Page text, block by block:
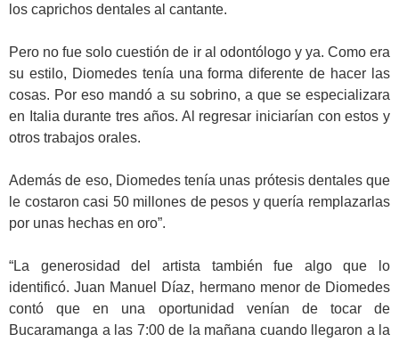
los caprichos dentales al cantante.
Pero no fue solo cuestión de ir al odontólogo y ya. Como era
su estilo, Diomedes tenía una forma diferente de hacer las
cosas. Por eso mandó a su sobrino, a que se especializara
en Italia durante tres años. Al regresar iniciarían con estos y
otros trabajos orales.
Además de eso, Diomedes tenía unas prótesis dentales que
le costaron casi 50 millones de pesos y quería remplazarlas
por unas hechas en oro”.
“La generosidad del artista también fue algo que lo
identificó. Juan Manuel Díaz, hermano menor de Diomedes
contó que en una oportunidad venían de tocar de
Bucaramanga a las 7:00 de la mañana cuando llegaron a la